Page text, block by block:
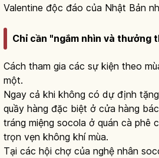
Valentine độc đáo của Nhật Bản
Chỉ cần "ngắm nhìn và thưởng
Cách tham gia các sự kiện theo
một.
Ngay cả khi không có dự định
quầy hàng đặc biệt ở cửa hàng
tráng miệng socola ở quán cà phê
trọn vẹn không khí mùa.
Tại các hội chợ của nghệ nhân